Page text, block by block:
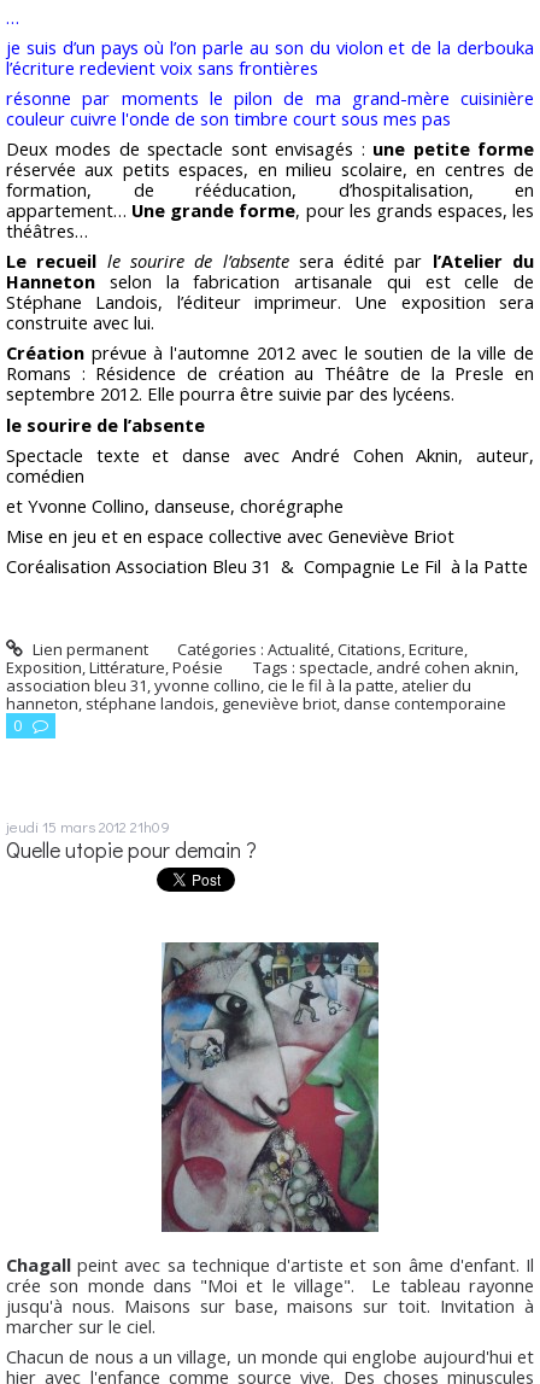
…
je suis d’un pays où l’on parle au son du violon et de la derbouka
l’écriture redevient voix sans frontières
résonne par moments le pilon de ma grand-mère cuisinière
couleur cuivre l'onde de son timbre court sous mes pas
Deux modes de spectacle sont envisagés : une petite forme
réservée aux petits espaces, en milieu scolaire, en centres de
formation, de rééducation, d’hospitalisation, en
appartement… Une grande forme, pour les grands espaces, les
théâtres…
Le recueil le sourire de l’absentesera édité par l’Atelier du
Hanneton selon la fabrication artisanale qui est celle de
Stéphane Landois, l’éditeur imprimeur. Une exposition sera
construite avec lui.
Création prévue à l'automne 2012 avec le soutien de la ville de
Romans : Résidence de création au Théâtre de la Presle en
septembre 2012. Elle pourra être suivie par des lycéens.
le sourire de l’absente
Spectacle texte et danse avec André Cohen Aknin, auteur,
comédien
et Yvonne Collino, danseuse, chorégraphe
Mise en jeu et en espace collective avec Geneviève Briot
Coréalisation Association Bleu 31 & Compagnie Le Fil à la Patte
Lien permanent Catégories :Actualité ,Citations ,Ecriture
Exposition Littérature Poésie Tags : spectacle andré cohen aknin
association bleu 31 yvonne collino cie le fil à la patte atelier du
hanneton stéphane landois geneviève briot danse contemporaine
0
jeudi 15 mars 2012 21h09
Quelle utopie pour demain ?
Chagall peint avec sa technique d'artiste et son âme d'enfant. Il
crée son monde dans "Moi et le village". Le tableau rayonne
jusqu'à nous. Maisons sur base, maisons sur toit. Invitation à
marcher sur le ciel.
Chacun de nous a un village, un monde qui englobe aujourd'hui et
hier avec l'enfance comme source vive. Des choses minuscules